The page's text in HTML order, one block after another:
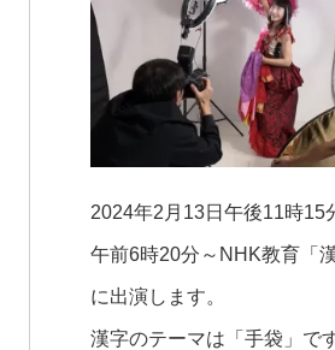
2024年2月13日午後11時15
午前6時20分～NHK教育「
に出演します。
漢字のテーマは「手袋」です